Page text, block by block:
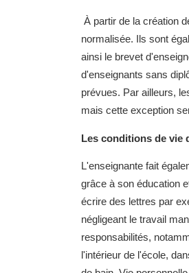
À partir de la création
normalisée. Ils sont
ainsi le brevet
d'enseignants sans
prévues. Par ailleurs,
mais cette exception
Les conditions de vie
L'enseignante fait
grâce à son éducation
écrire des lettres par
négligeant le travail
responsabilités,
l'intérieur de l'école,